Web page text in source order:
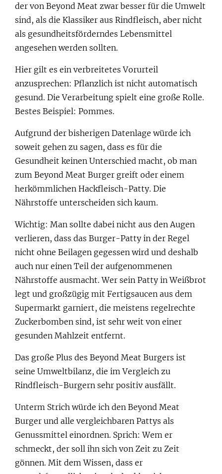
der von Beyond Meat zwar besser für die Umwelt
sind, als die Klassiker aus Rindfleisch, aber nicht
als gesundheitsförderndes Lebensmittel
angesehen werden sollten.
Hier gilt es ein verbreitetes Vorurteil
anzusprechen: Pflanzlich ist nicht automatisch
gesund. Die Verarbeitung spielt eine große Rolle.
Bestes Beispiel: Pommes.
Aufgrund der bisherigen Datenlage würde ich
soweit gehen zu sagen, dass es für die
Gesundheit keinen Unterschied macht, ob man
zum Beyond Meat Burger greift oder einem
herkömmlichen Hackfleisch-Patty. Die
Nährstoffe unterscheiden sich kaum.
Wichtig: Man sollte dabei nicht aus den Augen
verlieren, dass das Burger-Patty in der Regel
nicht ohne Beilagen gegessen wird und deshalb
auch nur einen Teil der aufgenommenen
Nährstoffe ausmacht. Wer sein Patty in Weißbrot
legt und großzügig mit Fertigsaucen aus dem
Supermarkt garniert, die meistens regelrechte
Zuckerbomben sind, ist sehr weit von einer
gesunden Mahlzeit entfernt.
Das große Plus des Beyond Meat Burgers ist
seine Umweltbilanz, die im Vergleich zu
Rindfleisch-Burgern sehr positiv ausfällt.
Unterm Strich würde ich den Beyond Meat
Burger und alle vergleichbaren Pattys als
Genussmittel einordnen. Sprich: Wem er
schmeckt, der soll ihn sich von Zeit zu Zeit
gönnen. Mit dem Wissen, dass er